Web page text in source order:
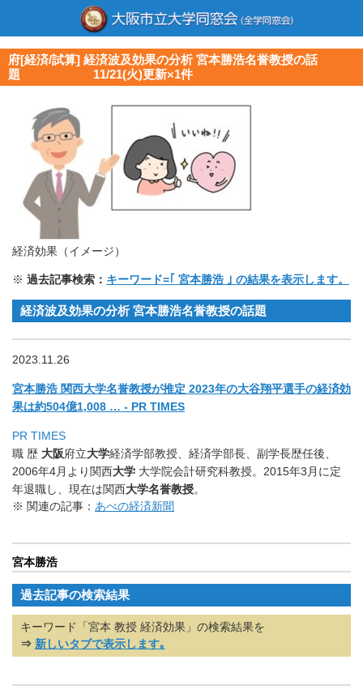
府[経済/試算] 経済波及効果の分析 宮本勝浩名誉教授の話
題 11/21(火)更新×1件
経済効果（イメージ）
※ 過去記事検索： キーワード=｢ 宮本勝浩 ｣ の結果を表示します。
経済波及効果の分析 宮本勝浩名誉教授の話題
2023.11.26
宮本勝浩 関西大学名誉教授が推定 2023年の大谷翔平選手の経済効
果は約504億1,008 … - PR TIMES
PR TIMES
職 歴 大阪府立大学経済学部教授、経済学部長、副学長歴任後、
2006年4月より関西大学 大学院会計研究科教授。2015年3月に定
年退職し、現在は関西大学名誉教授。
※ 関連の記事： あべの経済新聞
宮本勝浩
過去記事の検索結果
キーワード「宮本 教授 経済効果」の検索結果を
⇒ 新しいタブで表示します｡